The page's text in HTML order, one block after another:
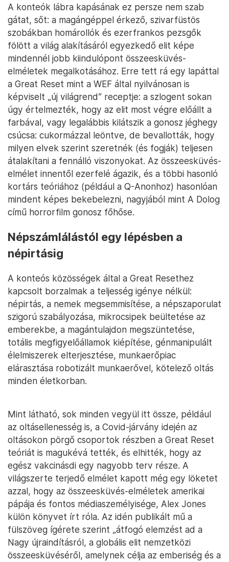
A konteók lábra kapásának ez persze nem szab
gátat, sőt: a magángéppel érkező, szivarfüstös
szobákban homárollók és ezerfrankos pezsgők
fölött a világ alakításáról egyezkedő elit képe
mindennél jobb kiindulópont összeesküvés-
elméletek megalkotásához. Erre tett rá egy lapáttal
a Great Reset mint a WEF által nyilvánosan is
képviselt „új világrend” receptje: a szlogent sokan
úgy értelmezték, hogy az elit most végre előállt a
farbával, vagy legalábbis kilátszik a gonosz jéghegy
csúcsa: cukormázzal leöntve, de bevallották, hogy
milyen elvek szerint szeretnék (és fogják) teljesen
átalakítani a fennálló viszonyokat. Az összeesküvés-
elmélet innentől ezerfelé ágazik, és a többi hasonló
kortárs teóriához (például a Q-Anonhoz) hasonlóan
mindent képes bekebelezni, nagyjából mint A Dolog
című horrorfilm gonosz főhőse.
Népszámlálástól egy lépésben a
népirtásig
A konteós közösségek által a Great Resethez
kapcsolt borzalmak a teljesség igénye nélkül:
népirtás, a nemek megsemmisítése, a népszaporulat
szigorú szabályozása, mikrocsipek beültetése az
emberekbe, a magántulajdon megszüntetése,
totális megfigyelőállamok kiépítése, génmanipulált
élelmiszerek elterjesztése, munkaerőpiac
elárasztása robotizált munkaerővel, kötelező oltás
minden életkorban.
Mint látható, sok minden vegyül itt össze, például
az oltásellenesség is, a Covid-járvány idején az
oltásokon pörgő csoportok részben a Great Reset
teóriát is magukévá tették, és elhitték, hogy az
egész vakcinásdi egy nagyobb terv része. A
világszerte terjedő elmélet kapott még egy löketet
azzal, hogy az összeesküvés-elméletek amerikai
pápája és fontos médiaszemélyisége, Alex Jones
külön könyvet írt róla. Az idén publikált mű a
fülszöveg ígérete szerint „átfogó elemzést ad a
Nagy újraindításról, a globális elit nemzetközi
összeesküvéséről, amelynek célja az emberiség és a